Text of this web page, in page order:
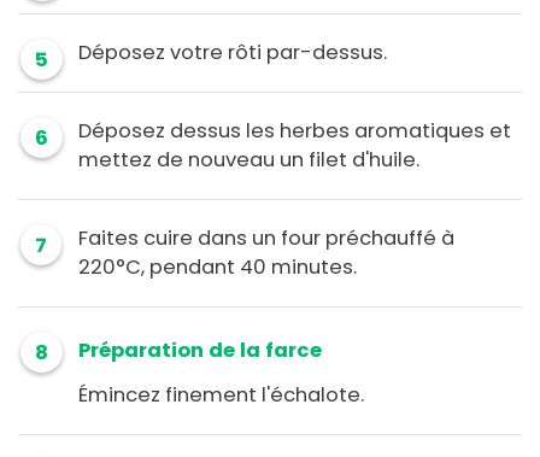
5 Déposez votre rôti par-dessus.
6
Déposez dessus les herbes aromatiques et
mettez de nouveau un filet d'huile.
7
Faites cuire dans un four préchauffé à
220°C, pendant 40 minutes.
8
Préparation de la farce
Émincez finement l'échalote.